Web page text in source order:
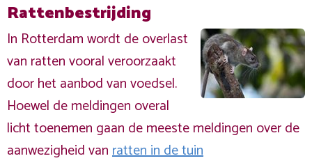
Rattenbestrijding
In Rotterdam wordt de overlast
van ratten vooral veroorzaakt
door het aanbod van voedsel.
Hoewel de meldingen overal
licht toenemen gaan de meeste meldingen over de
aanwezigheid vanratten in de tuin